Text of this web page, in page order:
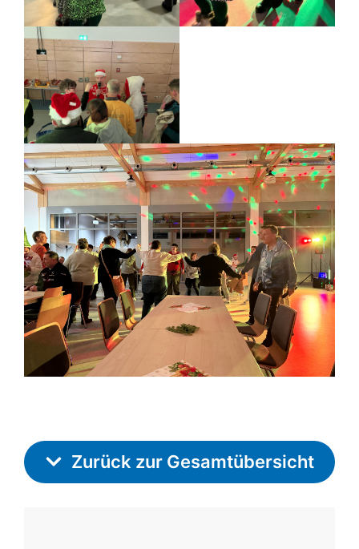
Zurück zur Gesamtübersicht